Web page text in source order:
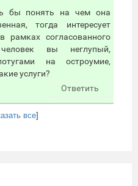
бы понять на чем она
тогда интересует
согласованного
вы неглупый,
на остроумие,
услуги?
Ответить
все]